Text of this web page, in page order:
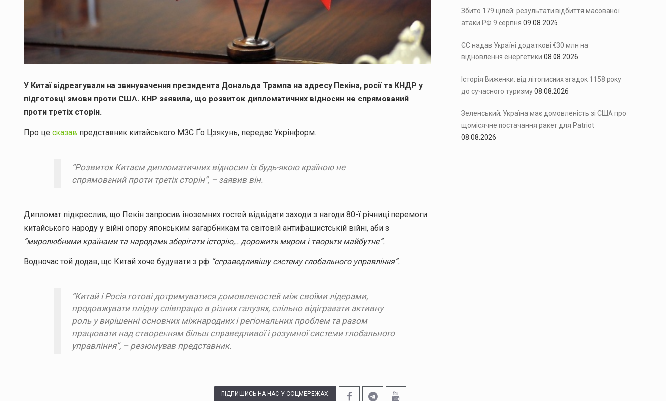
У Китаї відреагували на звинувачення президента Дональда Трампа на адресу Пекіна, росії та КНДР у
підготовці змови проти США. КНР заявила, що розвиток дипломатичних відносин не спрямований
проти третіх сторін.
Про це сказав представник китайського МЗС Ґо Цзякунь, передає Укрінформ.
“Розвиток Китаєм дипломатичних відносин із будь-якою країною не
спрямований проти третіх сторін”, – заявив він.
Дипломат підкреслив, що Пекін запросив іноземних гостей відвідати заходи з нагоди 80-ї річниці перемоги
китайського народу у війні опору японським загарбникам та світовій антифашистській війні, аби з
“миролюбними країнами та народами зберігати історію,.. дорожити миром і творити майбутнє”.
Водночас той додав, що Китай хоче будувати з рф “справедливішу систему глобального управління”.
“Китай і Росія готові дотримуватися домовленостей між своїми лідерами,
продовжувати плідну співпрацю в різних галузях, спільно відігравати активну
роль у вирішенні основних міжнародних і регіональних проблем та разом
працювати над створенням більш справедливої ​​і розумної системи глобального
управління”, – резюмував представник.
ПІДПИШИСЬ НА НАС У СОЦМЕРЕЖАХ:
Збито 179 цілей: результати відбиття масованої
атаки РФ 9 серпня 09.08.2026
ЄС надав Україні додаткові €30 млн на
відновлення енергетики 08.08.2026
Історія Виженки: від літописних згадок 1158 року
до сучасного туризму08.08.2026
Зеленський: Україна має домовленість зі США про
щомісячне постачання ракет для Patriot
08.08.2026